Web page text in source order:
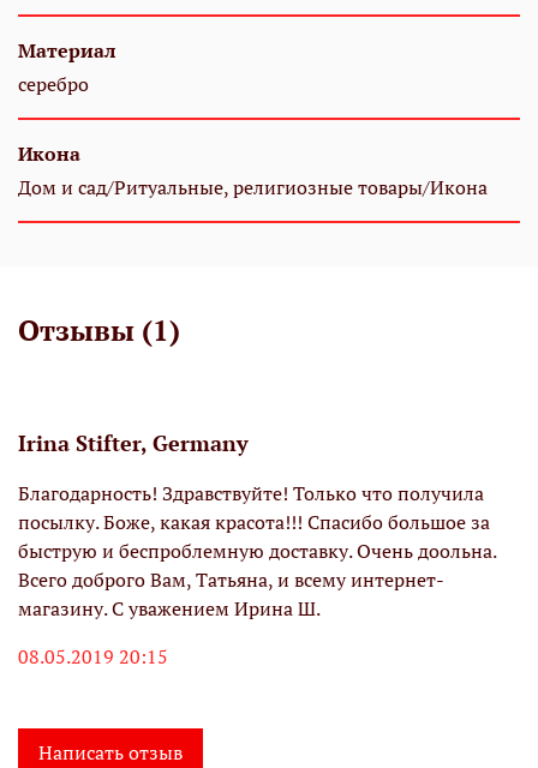
Материал
серебро
Икона
Дом и сад/Ритуальные, религиозные товары/Икона
Отзывы (1)
Irina Stifter, Germany
Благодарность! Здравствуйте! Только что получила
посылку. Боже, какая красота!!! Спасибо большое за
быструю и беспроблемную доставку. Очень доольна.
Всего доброго Вам, Татьяна, и всему интернет-
магазину. С уважением Ирина Ш.
08.05.2019 20:15
Написать отзыв